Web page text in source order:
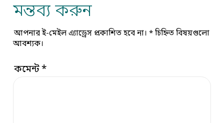
মন্তব্য করুন
আপনার ই-মেইল এ্যাড্রেস প্রকাশিত হবে না। *চিহ্নিত বিষয়গুলো
আবশ্যক।
কমেন্ট*